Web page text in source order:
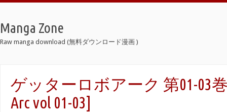
Manga Zone
Raw manga download (無料ダウンロード漫画 )
ゲッターロボアーク 第01-03巻
Arc vol 01-03]